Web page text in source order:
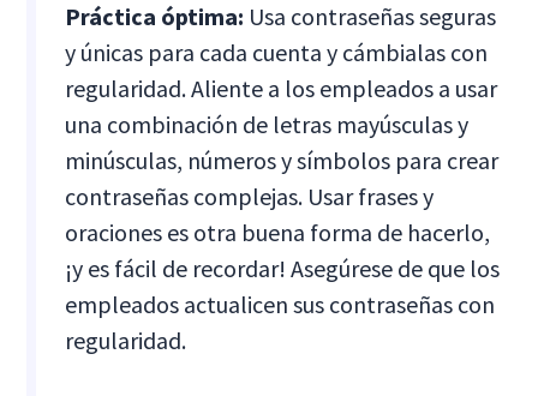
Práctica óptima: Usa contraseñas seguras
y únicas para cada cuenta y cámbialas con
regularidad. Aliente a los empleados a usar
una combinación de letras mayúsculas y
minúsculas, números y símbolos para crear
contraseñas complejas. Usar frases y
oraciones es otra buena forma de hacerlo,
¡y es fácil de recordar! Asegúrese de que los
empleados actualicen sus contraseñas con
regularidad.